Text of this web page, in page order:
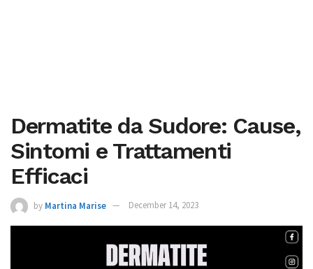
Dermatite da Sudore: Cause,
Sintomi e Trattamenti
Efficaci
by Martina Marise December 14, 2023